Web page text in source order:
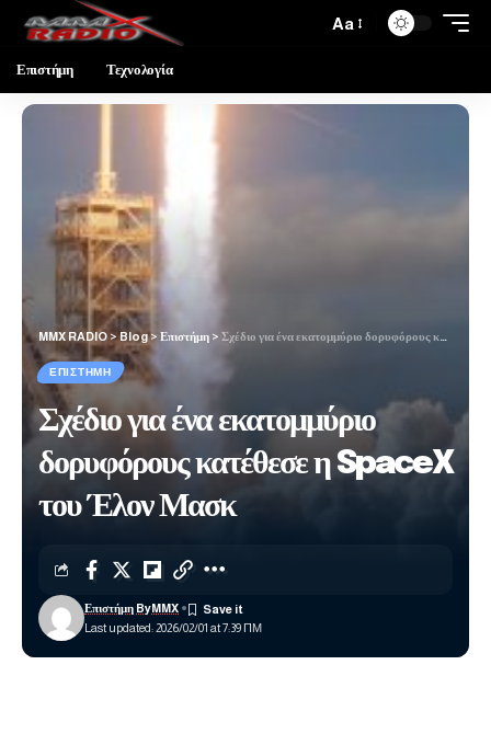
Aa
Επιστήμη Τεχνολογία
MMX RADIO >Blog> Επιστήμη > Σχέδιο για ένα εκατομμύριο δορυφόρους κατέθεσε η SpaceX του Έλον Μασκ
ΕΠΙΣΤΉΜΗ
Σχέδιο για ένα εκατομμύριο
δορυφόρους κατέθεσε η SpaceX
του Έλον Μασκ
Last updated: 2026/02/01 at 7:39 ΠΜ
Επιστήμη ByMMX